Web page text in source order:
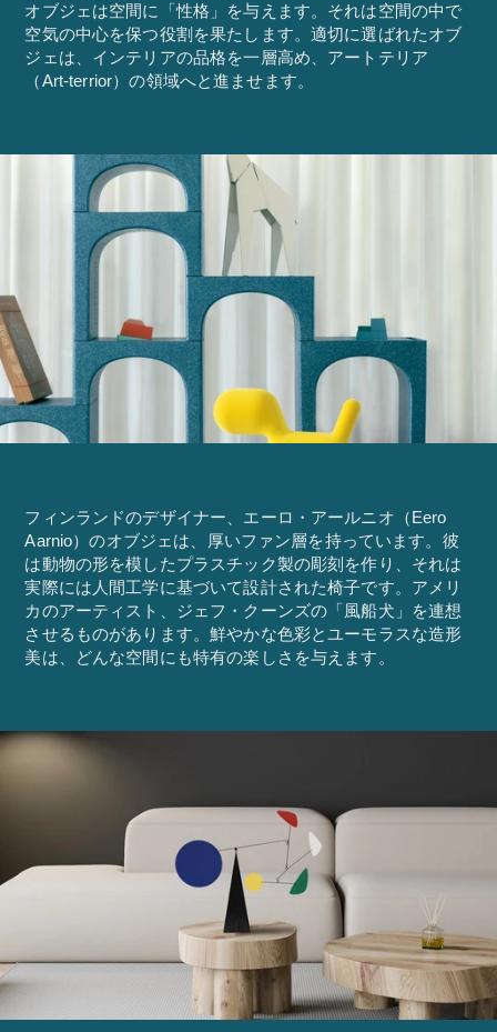
オブジェは空間に「性格」を与えます。それは空間の中で
空気の中心を保つ役割を果たします。適切に選ばれたオブ
ジェは、インテリアの品格を一層高め、アートテリア
（Art-terrior）の領域へと進ませます。
フィンランドのデザイナー、エーロ・アールニオ（Eero
Aarnio）のオブジェは、厚いファン層を持っています。彼
は動物の形を模したプラスチック製の彫刻を作り、それは
実際には人間工学に基づいて設計された椅子です。アメリ
カのアーティスト、ジェフ・クーンズの「風船犬」を連想
させるものがあります。鮮やかな色彩とユーモラスな造形
美は、どんな空間にも特有の楽しさを与えます。